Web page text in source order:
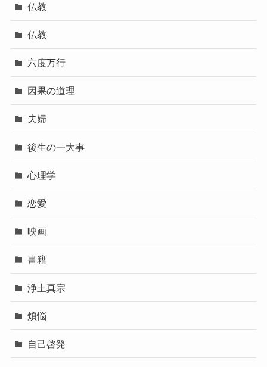
仏教
仏教
六度万行
因果の道理
夫婦
後生の一大事
心理学
恋愛
映画
書籍
浄土真宗
煩悩
自己啓発